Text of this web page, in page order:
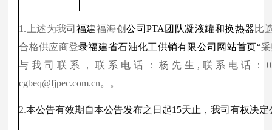
1.上述为我司 福建福海创公司PTA团队凝液罐和换热器比
合格供应商登录福建省石油化工供销有限公司网站首页“
与我司联系，联系电话：杨先生,联系电话：
cgbeq@fjpec.com.cn。。
2.本公告有效期自本公告发布之日起15天止 ，我司有权决